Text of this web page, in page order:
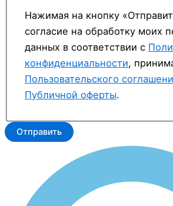
Нажимая на кнопку
согласие на обработку моих
данных в соответствии с
конфиденциальности,
Пользовательского
Публичной оферты.
Отправить